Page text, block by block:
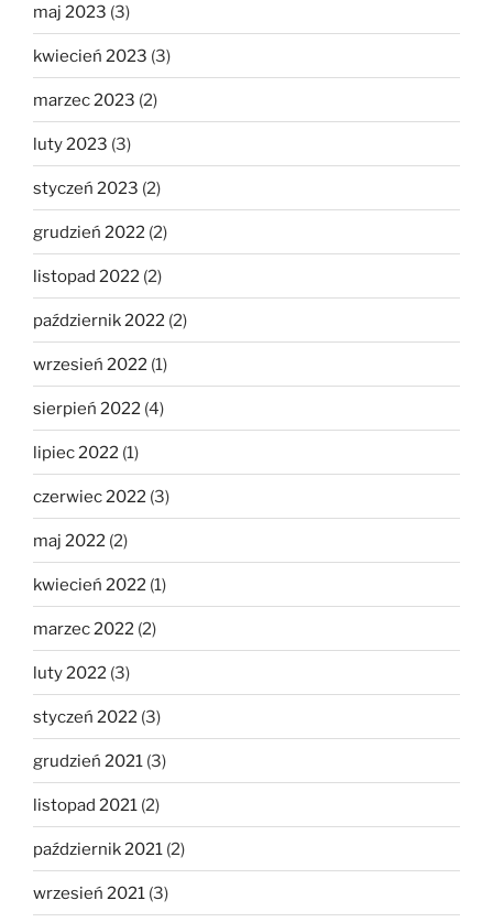
maj 2023 (3)
kwiecień 2023 (3)
marzec 2023 (2)
luty 2023 (3)
styczeń 2023 (2)
grudzień 2022 (2)
listopad 2022 (2)
październik 2022 (2)
wrzesień 2022 (1)
sierpień 2022 (4)
lipiec 2022 (1)
czerwiec 2022 (3)
maj 2022 (2)
kwiecień 2022 (1)
marzec 2022 (2)
luty 2022 (3)
styczeń 2022 (3)
grudzień 2021 (3)
listopad 2021 (2)
październik 2021 (2)
wrzesień 2021 (3)